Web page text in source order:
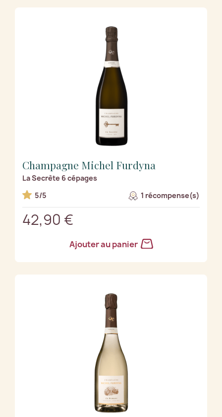
Champagne Michel Furdyna
La Secrète 6 cépages
5/5
1 récompense(s)
42,90 €
Ajouter au panier